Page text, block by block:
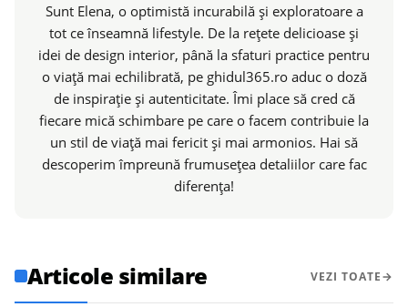
Sunt Elena, o optimistă incurabilă și exploratoare a
tot ce înseamnă lifestyle. De la rețete delicioase și
idei de design interior, până la sfaturi practice pentru
o viață mai echilibrată, pe ghidul365.ro aduc o doză
de inspirație și autenticitate. Îmi place să cred că
fiecare mică schimbare pe care o facem contribuie la
un stil de viață mai fericit și mai armonios. Hai să
descoperim împreună frumusețea detaliilor care fac
diferența!
Articole similare VEZI TOATE